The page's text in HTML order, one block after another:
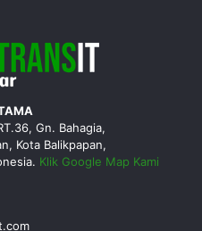
Gn. Bahagia,
Kota Balikpapan,
Klik Google Map Kami